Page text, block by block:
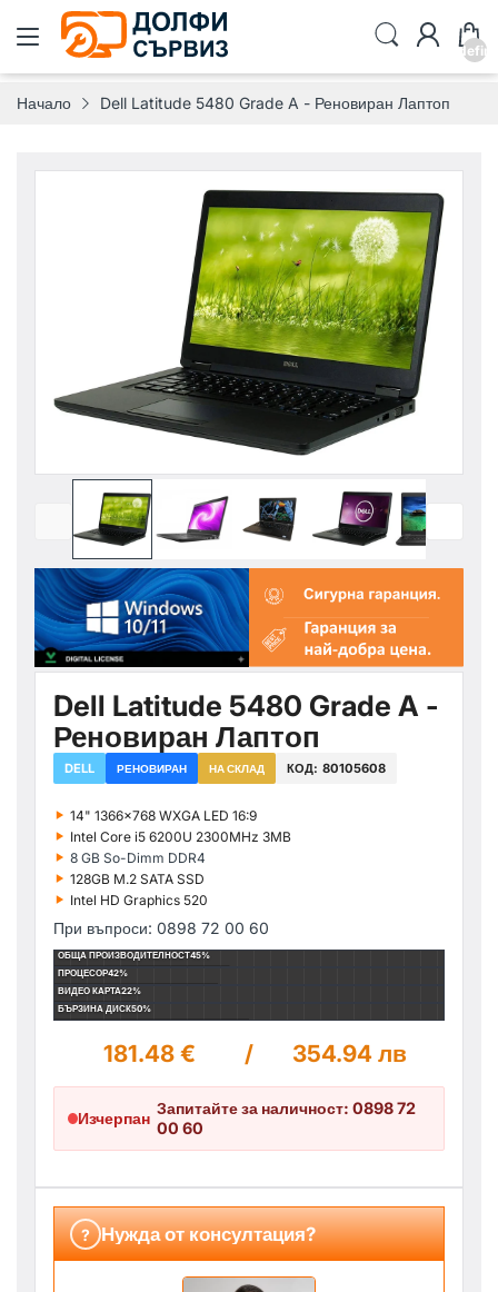
Начало Dell Latitude 5480 Grade A - Реновиран Лаптоп
Dell Latitude 5480 Grade A -
Реновиран Лаптоп
DELL РЕНОВИРАН НА СКЛАД КОД: 80105608
‣ 14" 1366x768 WXGA LED 16:9
‣ Intel Core i5 6200U 2300MHz 3MB
‣ 8 GB So-Dimm DDR4
‣ 128GB M.2 SATA SSD
‣ Intel HD Graphics 520
При въпроси: 0898 72 00 60
ОБЩА ПРОИЗВОДИТЕЛНОСТ45%
ПРОЦЕСОР42%
ВИДЕО КАРТА22%
БЪРЗИНА ДИСК50%
181.48 € / 354.94 лв
Изчерпан
Запитайте за наличност: 0898 72
00 60
? Нужда от консултация?